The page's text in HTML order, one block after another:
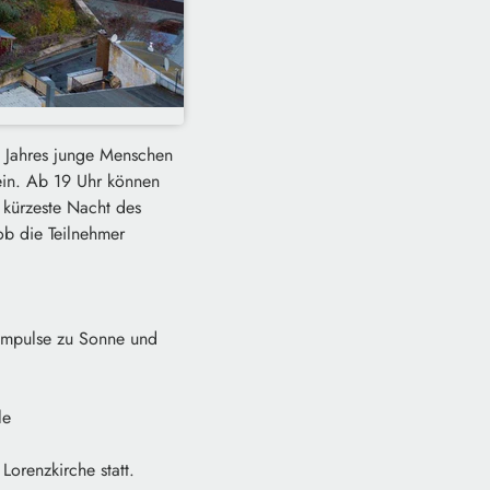
junge Menschen
Ab 19 Uhr können
Nacht des
die Teilnehmer
zu Sonne und
statt.